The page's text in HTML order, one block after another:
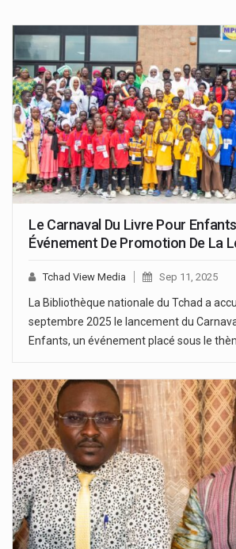
Le Carnaval Du Livre Pour
Événement De Promotion De La
Tchad View Media Sep 11, 2025
La Bibliothèque nationale du Tchad a
septembre 2025 le lancement du
Enfants, un événement placé sous le